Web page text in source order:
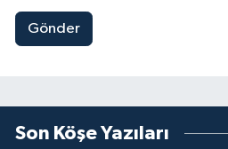
Gönder
Son Köşe Yazıları